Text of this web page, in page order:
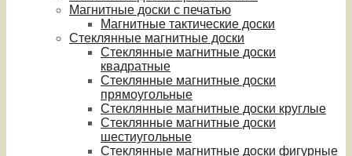
Магнитные доски с печатью
Магнитные тактические доски
Стеклянные магнитные доски
Стеклянные магнитные доски
квадратные
Стеклянные магнитные доски
прямоугольные
Стеклянные магнитные доски круглые
Стеклянные магнитные доски
шестиугольные
Стеклянные магнитные доски фигурные